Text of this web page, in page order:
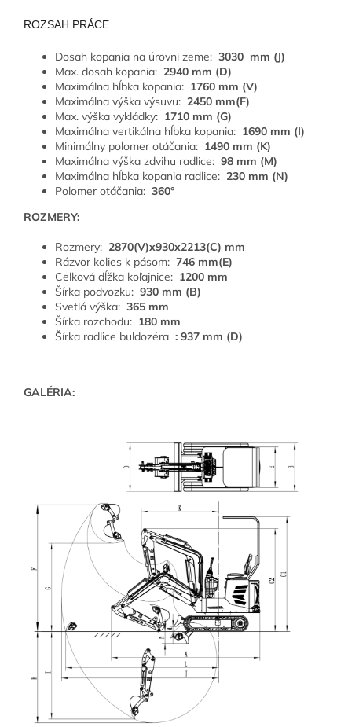
ROZSAH PRÁCE
Dosah kopania na úrovni zeme: 3030 mm (J)
Max. dosah kopania: 2940 mm (D)
Maximálna hĺbka kopania: 1760 mm (V)
Maximálna výška výsuvu: 2450 mm(F)
Max. výška vykládky: 1710 mm (G)
Maximálna vertikálna hĺbka kopania: 1690 mm (I)
Minimálny polomer otáčania: 1490 mm (K)
Maximálna výška zdvihu radlice: 98 mm (M)
Maximálna hĺbka kopania radlice: 230 mm (N)
Polomer otáčania: 360°
ROZMERY:
Rozmery: 2870(V)x930x2213(C) mm
Rázvor kolies k pásom: 746 mm(E)
Celková dĺžka koľajnice: 1200 mm
Šírka podvozku: 930 mm (B)
Svetlá výška: 365 mm
Šírka rozchodu: 180 mm
Šírka radlice buldozéra : 937 mm (D)
GALÉRIA: